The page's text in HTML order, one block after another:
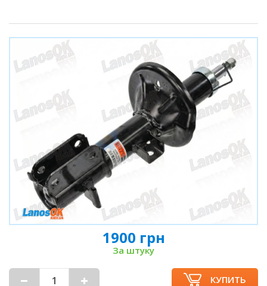
1900 грн
За штуку
КУПИТЬ